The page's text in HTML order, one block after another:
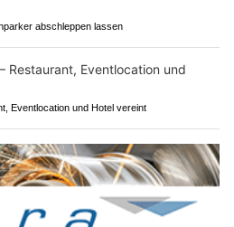
abschleppen lassen
Eventlocation und Hotel vereint